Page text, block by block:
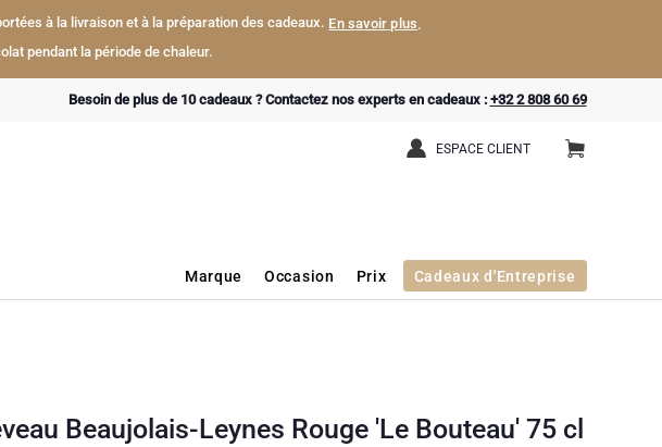
à la livraison et à la préparation des cadeaux. En savoir plus.
pendant la période de chaleur.
ESPACE CLIENT
Besoin de plus de 10 cadeaux ? Contactez nos experts en cadeaux : +32 2 808 60 69
Marque Occasion Prix Cadeaux d'Entreprise
Beaujolais-Leynes Rouge 'Le Bouteau' 75 cl